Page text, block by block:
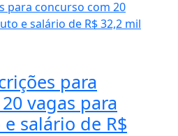
para
vagas para
salário de R$